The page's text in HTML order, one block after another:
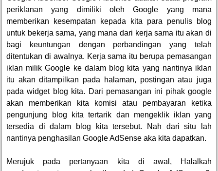
periklanan yang dimiliki oleh Google yang mana
memberikan kesempatan kepada kita para penulis blog
untuk bekerja sama, yang mana dari kerja sama itu akan di
bagi keuntungan dengan perbandingan yang telah
ditentukan di awalnya. Kerja sama itu berupa pemasangan
iklan milik Google ke dalam blog kita yang nantinya iklan
itu akan ditampilkan pada halaman, postingan atau juga
pada widget blog kita. Dari pemasangan ini pihak google
akan memberikan kita komisi atau pembayaran ketika
pengunjung blog kita tertarik dan mengeklik iklan yang
tersedia di dalam blog kita tersebut. Nah dari situ lah
nantinya penghasilan Google AdSense aka kita dapatkan.
Merujuk pada pertanyaan kita di awal, Halalkah